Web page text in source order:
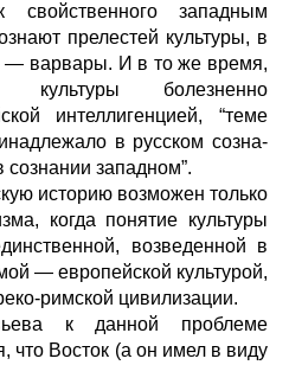
свойственного западным
прелестей культуры, в
— варвары. И в то же время,
культуры болезненно
интелли­генцией, “теме
в русском созна­
западном”.
историю возможен только
когда понятие культуры
возведенной в
— европейской культурой,
римской цивилизации.
к данной проблеме
что Восток (а он имел в виду